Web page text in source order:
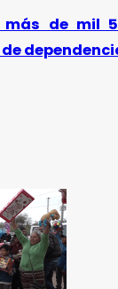
más de mil